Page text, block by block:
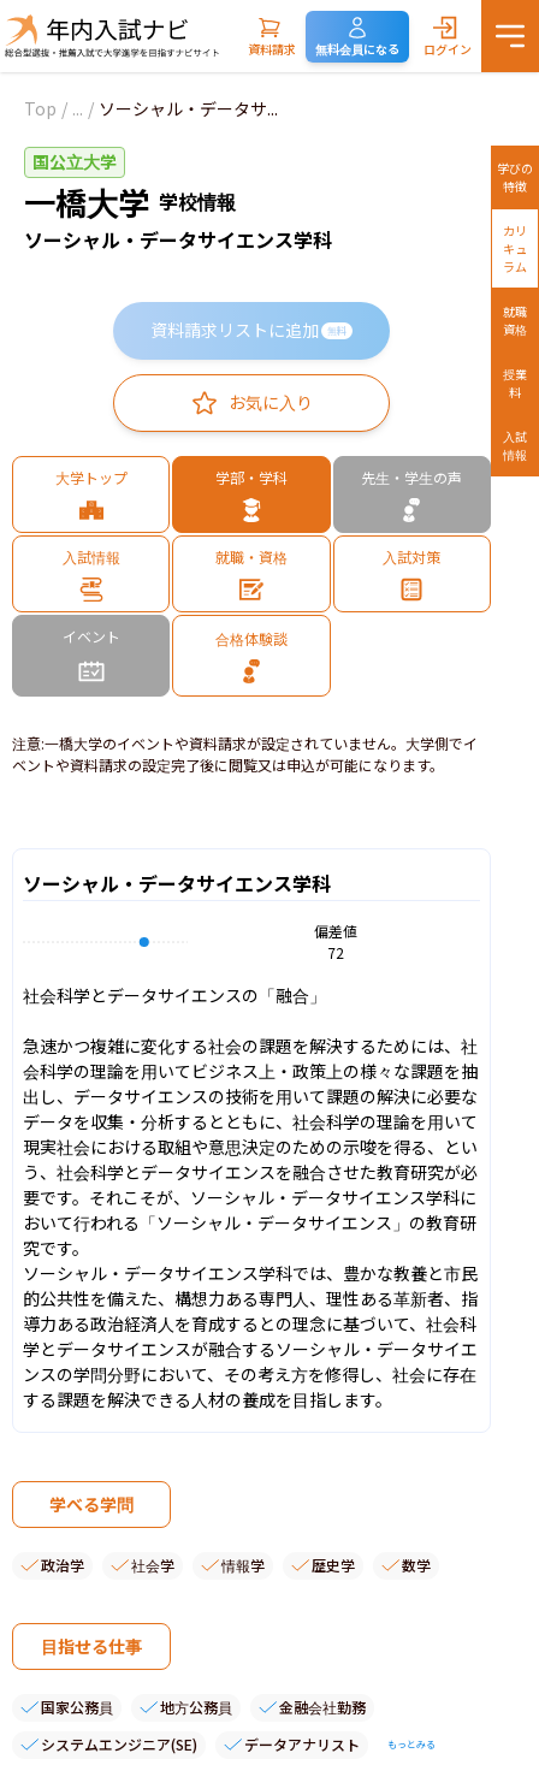
資料請求 無料会員になる ログイン
Top / ... / ソーシャル・データサ...
国公立大学
一橋大学 学校情報
ソーシャル・データサイエンス学科
資料請求リストに追加 無料
お気に入り
大学トップ 学部・学科 先生・学生の声
入試情報 就職・資格 入試対策
イベント 合格体験談
注意:一橋大学のイベントや資料請求が設定されていません。大学側でイ
ベントや資料請求の設定完了後に閲覧又は申込が可能になります。
ソーシャル・データサイエンス学科
偏差値
72
社会科学とデータサイエンスの「融合」
急速かつ複雑に変化する社会の課題を解決するためには、社
会科学の理論を用いてビジネス上・政策上の様々な課題を抽
出し、データサイエンスの技術を用いて課題の解決に必要な
データを収集・分析するとともに、社会科学の理論を用いて
現実社会における取組や意思決定のための示唆を得る、とい
う、社会科学とデータサイエンスを融合させた教育研究が必
要です。それこそが、ソーシャル・データサイエンス学科に
おいて行われる「ソーシャル・データサイエンス」の教育研
究です。
ソーシャル・データサイエンス学科では、豊かな教養と市民
的公共性を備えた、構想力ある専門人、理性ある革新者、指
導力ある政治経済人を育成するとの理念に基づいて、社会科
学とデータサイエンスが融合するソーシャル・データサイエ
ンスの学問分野において、その考え方を修得し、社会に存在
する課題を解決できる人材の養成を目指します。
学べる学問
政治学 社会学 情報学 歴史学 数学
目指せる仕事
国家公務員 地方公務員
金融会社勤務
システムエンジニア(SE)
データアナリスト もっとみる
学びの
特徴
カリ
キュ
ラム
就職
資格
授業
料
入試
情報